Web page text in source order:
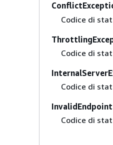
Codice di
Codice di
Codice di
Codice di